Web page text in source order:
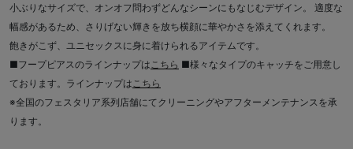
小ぶりなサイズで、オンオフ問わずどんなシーンにもなじむデザイン。 適度な
幅感があるため、さりげない輝きを放ち横顔に華やかさを添えてくれます。
飽きがこず、ユニセックスに身に着けられるアイテムです。
■フープピアスのラインナップは こちら ■様々なタイプのキャッチをご用意し
ております。ラインナップは こちら
※全国のフェスタリア系列店舗にてクリーニングやアフターメンテナンスを承
ります。